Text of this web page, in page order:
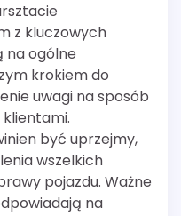
z kluczowych
na ogólne
krokiem do
uwagi na sposób
być uprzejmy,
wszelkich
pojazdu. Ważne
na